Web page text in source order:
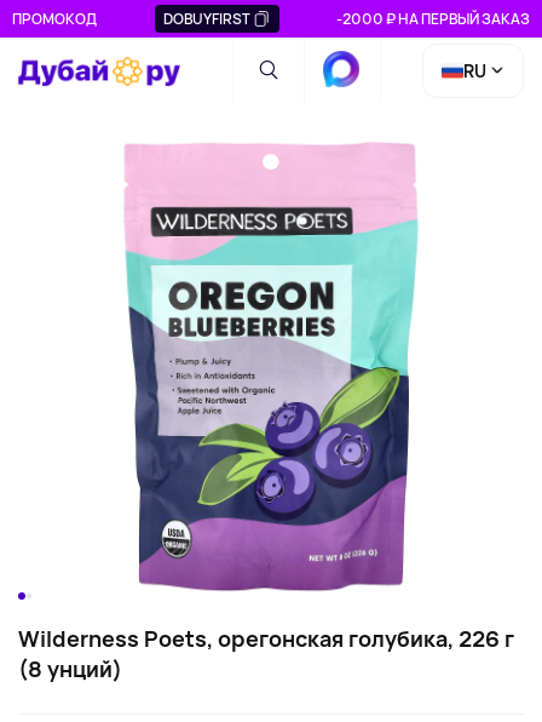
ПРОМОКОД DOBUYFIRST -2000 ₽ НА ПЕРВЫЙ ЗАКАЗ
RU
Wilderness Poets, орегонская голубика, 226 г
(8 унций)